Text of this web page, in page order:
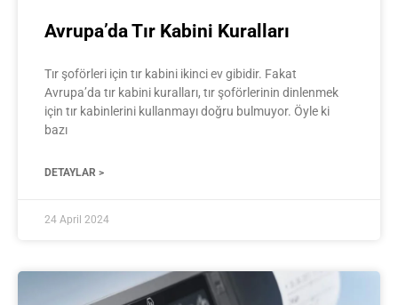
Avrupa’da Tır Kabini Kuralları
Tır şoförleri için tır kabini ikinci ev gibidir. Fakat
Avrupa’da tır kabini kuralları, tır şoförlerinin dinlenmek
için tır kabinlerini kullanmayı doğru bulmuyor. Öyle ki
bazı
DETAYLAR >
24 April 2024